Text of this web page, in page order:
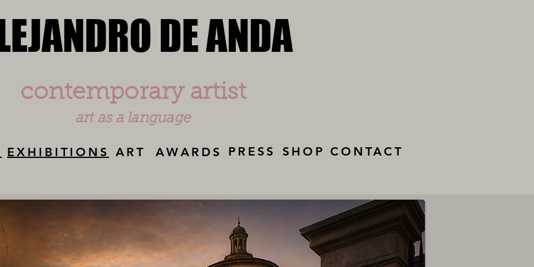
DE ANDA
DE ANDA
contemporary artist
art as a language
EXHIBITIONS ART AWARDS SHOP
PRESS CONTACT